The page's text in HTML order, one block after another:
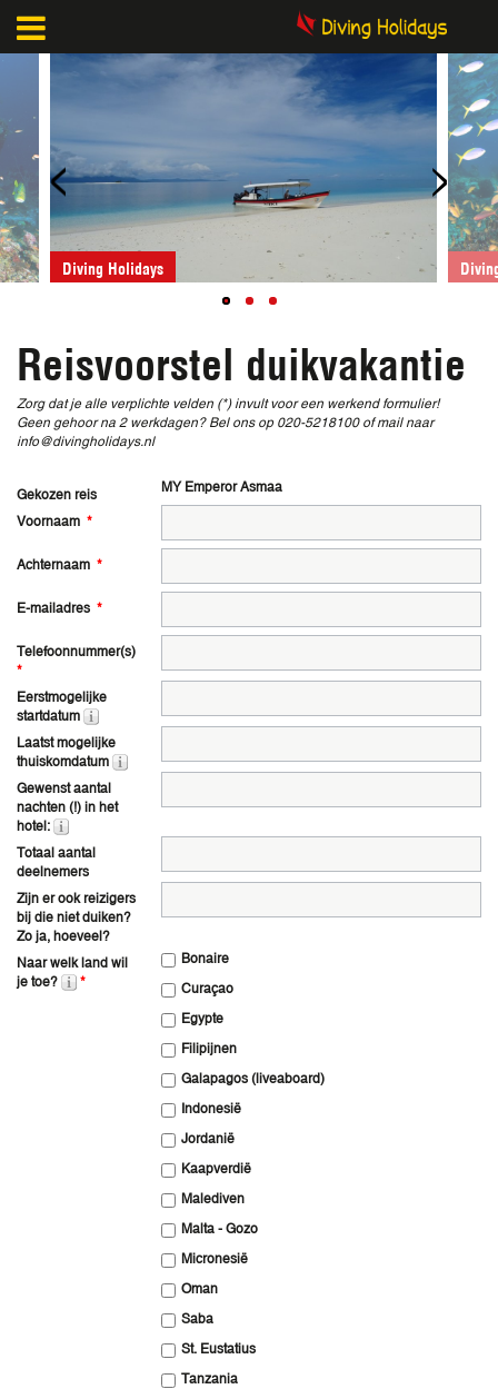
Diving Holidays
< >
Reisvoorstel duikvakantie
Zorg dat je alle verplichte velden (*) invult voor een werkend formulier!
Geen gehoor na 2 werkdagen? Bel ons op 020-5218100 of mail naar
info@divingholidays.nl
Gekozen reis MY Emperor Asmaa
Voornaam *
Achternaam *
E-mailadres *
Telefoonnummer(s)
*
Eerstmogelijke
startdatum
Laatst mogelijke
thuiskomdatum
Gewenst aantal
nachten (!) in het
hotel:
Totaal aantal
deelnemers
Zijn er ook reizigers
bij die niet duiken?
Zo ja, hoeveel?
Naar welk land wil
je toe?
*
Bonaire
Curaçao
Egypte
Filipijnen
Galapagos (liveaboard)
Indonesië
Jordanië
Kaapverdië
Malediven
Malta - Gozo
Micronesië
Oman
Saba
St. Eustatius
Tanzania